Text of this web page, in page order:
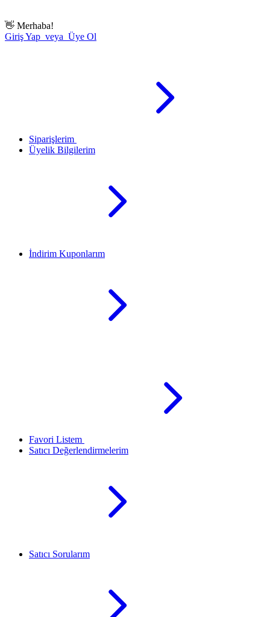
👋 Merhaba!
Giriş Yap veya Üye Ol
Siparişlerim
Üyelik Bilgilerim
İndirim Kuponlarım
Favori Listem
Satıcı Değerlendirmelerim
Satıcı Sorularım